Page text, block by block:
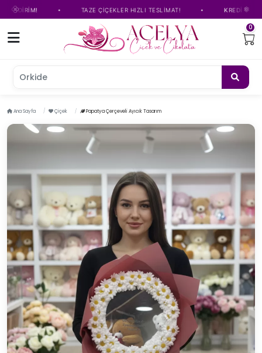
TAZE ÇİÇEKLER HIZLI TESLİMAT! KREDİ KARTINA
0
Orkide çiçeğ
Ana Sayfa Çiçek Papatya Çerçeveli Ayıcık Tasarım